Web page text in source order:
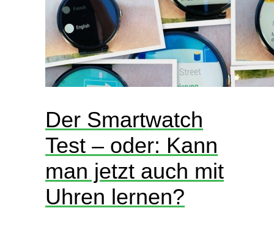
Der Smartwatch
Test – oder: Kann
man jetzt auch mit
Uhren lernen?